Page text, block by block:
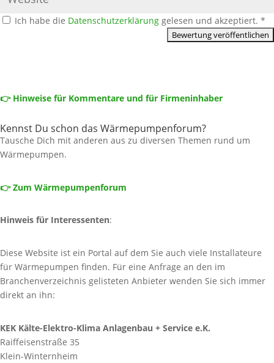
Ich habe die Datenschutzerklärung gelesen und akzeptiert. *
👉 Hinweise für Kommentare und für Firmeninhaber
Kennst Du schon das Wärmepumpenforum?
Tausche Dich mit anderen aus zu diversen Themen rund um
Wärmepumpen.
👉 Zum Wärmepumpenforum
Hinweis für Interessenten:
Diese Website ist ein Portal auf dem Sie auch viele Installateure
für Wärmepumpen finden. Für eine Anfrage an den im
Branchenverzeichnis gelisteten Anbieter wenden Sie sich immer
direkt an ihn:
KEK Kälte-Elektro-Klima Anlagenbau + Service e.K.
Raiffeisenstraße 35
Klein-Winternheim